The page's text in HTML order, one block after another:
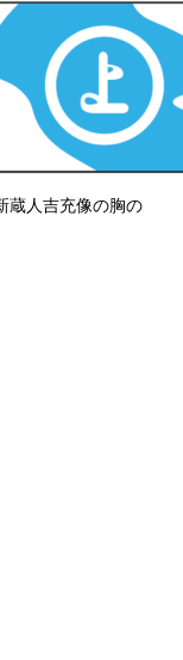
蔵人吉充像の胸の